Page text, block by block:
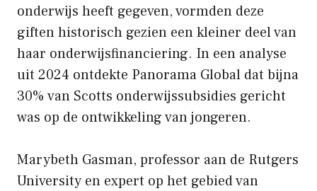
onderwijs heeft gegeven, vormden deze
giften historisch gezien een kleiner deel van
haar onderwijsfinanciering. In een analyse
uit 2024 ontdekte Panorama Global dat bijna
30% van Scotts onderwijssubsidies gericht
was op de ontwikkeling van jongeren.
Marybeth Gasman, professor aan de Rutgers
University en expert op het gebied van